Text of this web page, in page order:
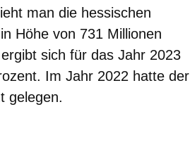
man die hessischen
Höhe von 731 Millionen
sich für das Jahr 2023
Im Jahr 2022 hatte der
gelegen.